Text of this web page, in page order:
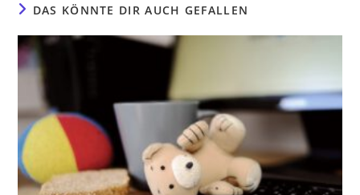
DAS KÖNNTE DIR AUCH GEFALLEN